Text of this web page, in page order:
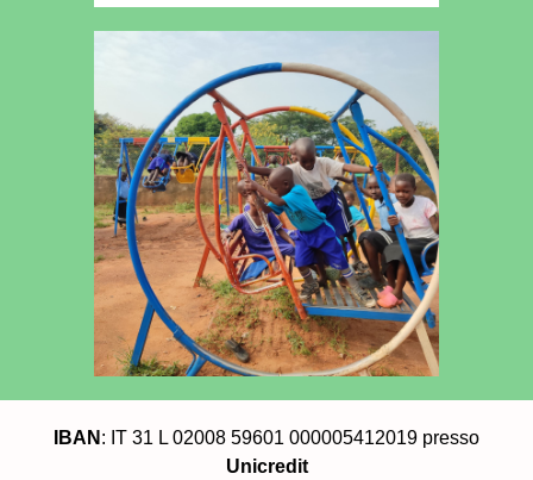
IBAN : IT 31 L 02008 59601 000005412019 presso
Unicredit